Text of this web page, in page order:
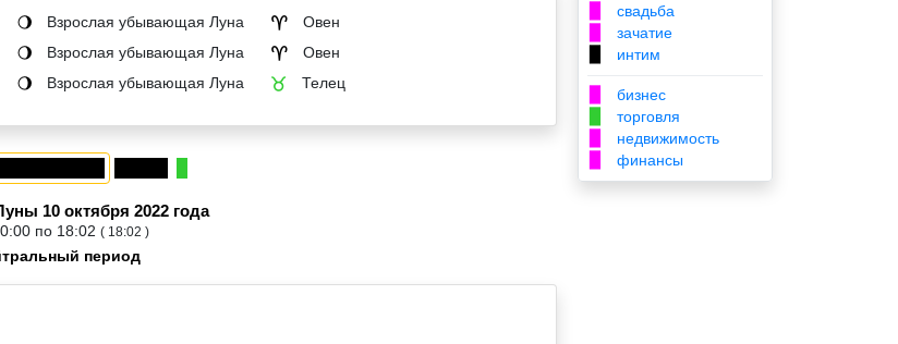
🌖 Взрослая убывающая Луна ♈
Овен
🌖 Взрослая убывающая Луна ♈
Овен
🌖 Взрослая убывающая Луна ♉ Телец
10 октября 2022 года
по 18:02 ( 18:02 )
период
свадьба
зачатие
интим
бизнес
торговля
недвижимость
финансы